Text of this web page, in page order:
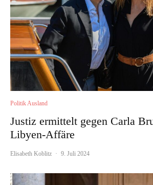
Politik Ausland
Justiz ermittelt gegen Carla
Libyen-Affäre
Elisabeth Koblitz · 9. Juli 2024